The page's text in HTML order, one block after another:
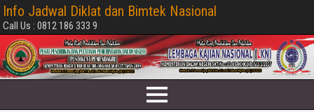
Info Jadwal Diklat dan Bimtek Nasional
Call Us : 0812 186 333 9